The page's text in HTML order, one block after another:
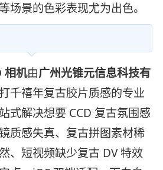
场景的色彩表现尤为出色。
相机由广州光锥元信息科技有
千禧年复古胶片质感的专业
式解决想要 CCD 复古氛围感
质感失真、复古拼图素材稀
、短视频缺少复古 DV 特效